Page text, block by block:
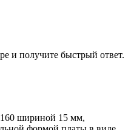
и получите быстрый ответ.
шириной 15 мм,